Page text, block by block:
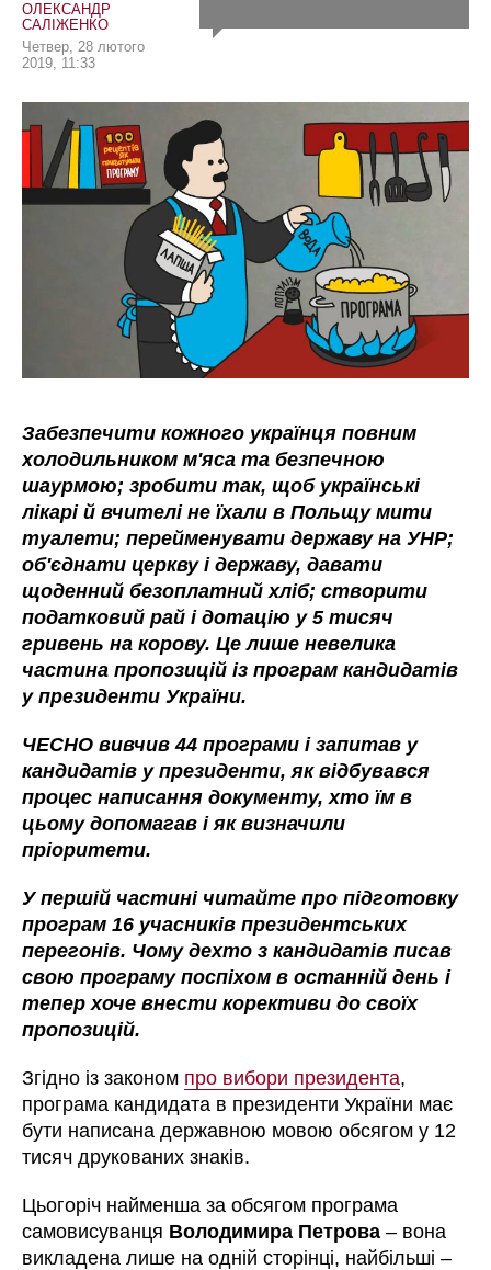
ОЛЕКСАНДР
САЛІЖЕНКО
Четвер, 28 лютого
2019, 11:33
Забезпечити кожного українця повним
холодильником м'яса та безпечною
шаурмою; зробити так, щоб українські
лікарі й вчителі не їхали в Польщу мити
туалети; перейменувати державу на УНР;
об'єднати церкву і державу, давати
щоденний безоплатний хліб; створити
податковий рай і дотацію у 5 тисяч
гривень на корову. Це лише невелика
частина пропозицій із програм кандидатів
у президенти України.
ЧЕСНО вивчив 44 програми і запитав у
кандидатів у президенти, як відбувався
процес написання документу, хто їм в
цьому допомагав і як визначили
пріоритети.
У першій частині читайте про підготовку
програм 16 учасників президентських
перегонів. Чому дехто з кандидатів писав
свою програму поспіхом в останній день і
тепер хоче внести корективи до своїх
пропозицій.
Згідно із законом про вибори президента,
програма кандидата в президенти України має
бути написана державною мовою обсягом у 12
тисяч друкованих знаків.
Цьогоріч найменша за обсягом програма
самовисуванця Володимира Петрова – вона
викладена лише на одній сторінці, найбільші –